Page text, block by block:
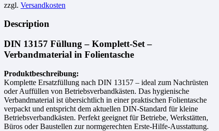
zzgl. Versandkosten
Description
DIN 13157 Füllung – Komplett-Set –
Verbandmaterial in Folientasche
Produktbeschreibung:
Komplette Ersatzfüllung nach DIN 13157 – ideal zum Nachrüsten
oder Auffüllen von Betriebsverbandkästen. Das hygienische
Verbandmaterial ist übersichtlich in einer praktischen Folientasche
verpackt und entspricht dem aktuellen DIN-Standard für kleine
Betriebsverbandkästen. Perfekt geeignet für Betriebe, Werkstätten,
Büros oder Baustellen zur normgerechten Erste-Hilfe-Ausstattung.